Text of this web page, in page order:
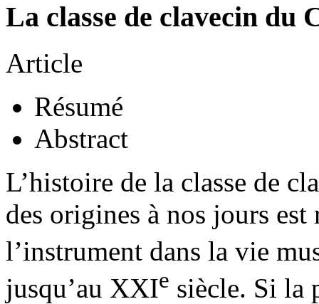
La classe de clavecin du
Article
Résumé
Abstract
L’histoire de la classe de
des origines à nos jours
l’instrument dans la vie
jusqu’au XXIe siècle. Si la